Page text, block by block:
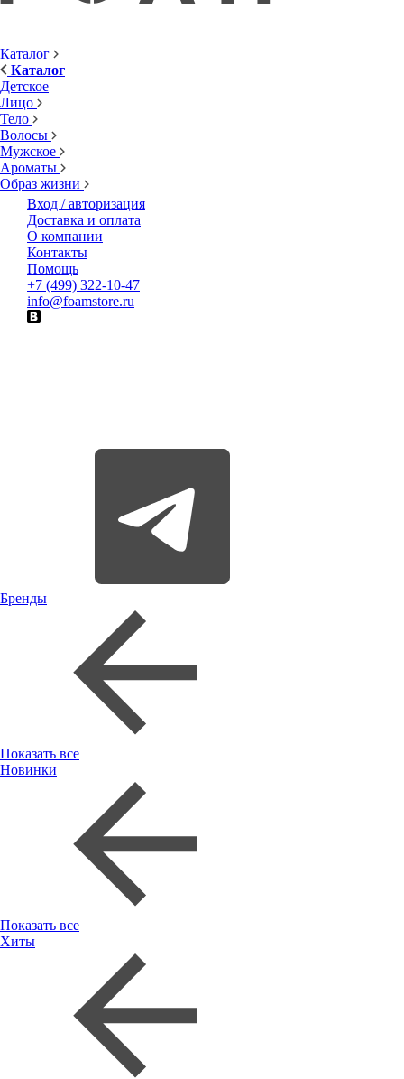
Каталог
Каталог
Детское
Лицо
Тело
Волосы
Мужское
Ароматы
Образ жизни
Вход / авторизация
Доставка и оплата
О компании
Контакты
Помощь
+7 (499) 322-10-47
info@foamstore.ru
Бренды
Показать все
Новинки
Показать все
Хиты